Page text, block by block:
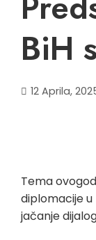
BiH
12 Aprila,
Tema
diplomacije u
jačanje